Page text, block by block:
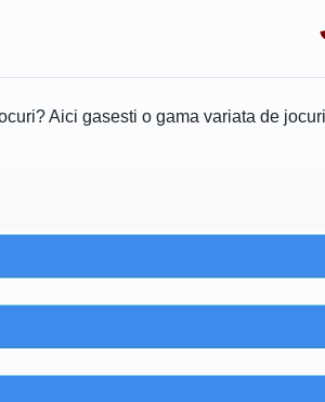
Aici gasesti o gama variata de